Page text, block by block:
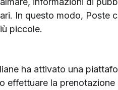
In questo modo, Poste
piccole.
ha attivato una
effettuare la prenotazione